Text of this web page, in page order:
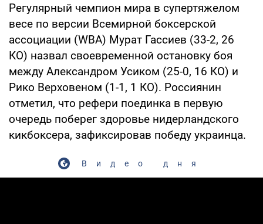
Регулярный чемпион мира в супертяжелом
весе по версии Всемирной боксерской
ассоциации (WBA) Мурат Гассиев (33-2, 26
КО) назвал своевременной остановку боя
между Александром Усиком (25-0, 16 КО) и
Рико Верховеном (1-1, 1 КО). Россиянин
отметил, что рефери поединка в первую
очередь поберег здоровье нидерландского
кикбоксера, зафиксировав победу украинца.
Видео дня